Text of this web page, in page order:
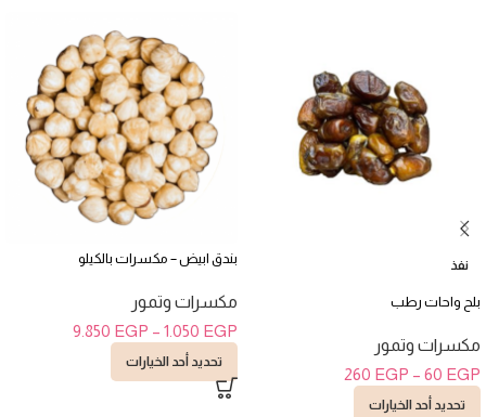
نفذ
بلح واحات رطب
مكسرات وتمور
60 EGP
–
260 EGP
تحديد أحد الخيارات
بندق ابيض – مكسرات بالكيلو
مكسرات وتمور
1.050 EGP
–
9.850 EGP
تحديد أحد الخيارات